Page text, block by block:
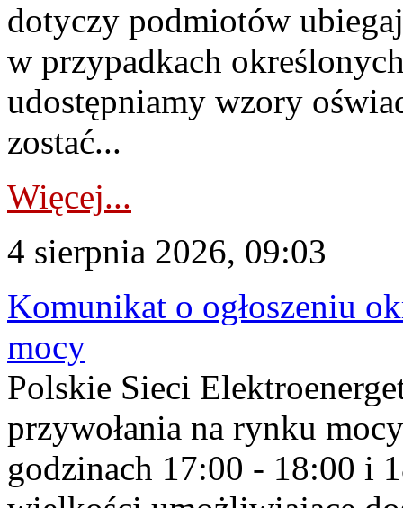
dotyczy podmiotów
w przypadkach
udostępniamy wzory
zostać...
Więcej...
4 sierpnia 2026, 09:03
Komunikat o ogłoszeniu
mocy
Polskie Sieci
przywołania na rynku
godzinach 17:00 - 18:00 i